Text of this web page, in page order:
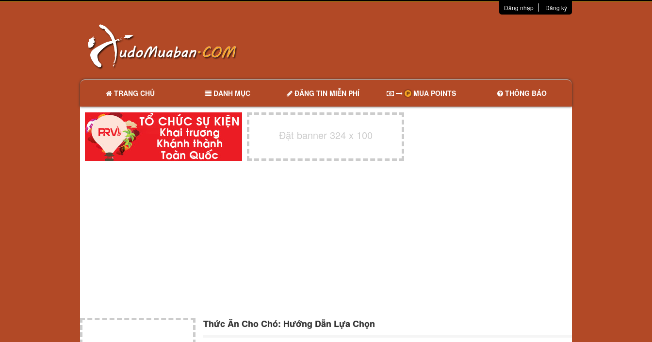
Đăng nhập Đăng ký
TRANG CHỦ DANH MỤC ĐĂNG TIN MIỄN PHÍ MUA POINTS THÔNG BÁO
Đặt banner 324 x 100
Thức Ăn Cho Chó: Hướng Dẫn Lựa Chọn